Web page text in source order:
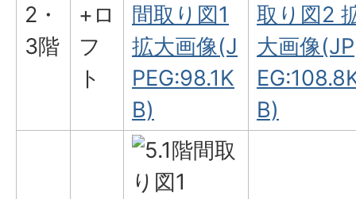
2・
3階
+ロ
フ
ト
間取り図1
拡大画像(J
PEG:98.1K
B)
取り図2
大画像(JP
B)